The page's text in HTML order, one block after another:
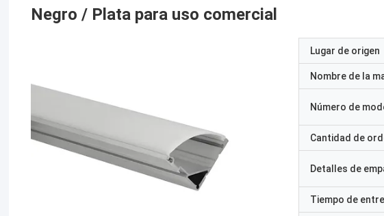
Negro / Plata para uso comercial
Lugar de origen
Nombre de la
Número de
Cantidad de
Detalles de
Tiempo de